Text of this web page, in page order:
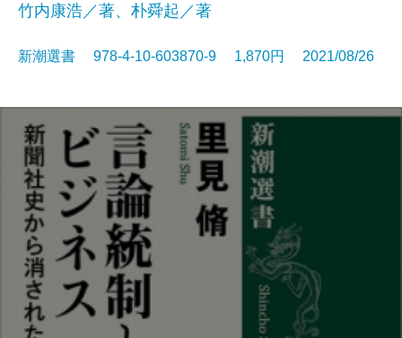
竹内康浩／著、朴舜起／著
新潮選書 978-4-10-603870-9 1,870円 2021/08/26